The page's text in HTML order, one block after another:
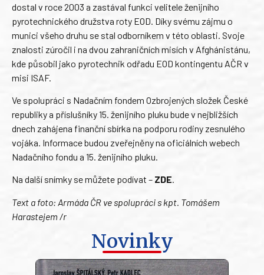
dostal v roce 2003 a zastával funkci velitele ženijního
pyrotechnického družstva roty EOD. Díky svému zájmu o
munici všeho druhu se stal odborníkem v této oblasti. Svoje
znalosti zúročil i na dvou zahraničních misích v Afghánistánu,
kde působil jako pyrotechnik odřadu EOD kontingentu AČR v
misi ISAF.
Ve spolupráci s Nadačním fondem Ozbrojených složek České
republiky a příslušníky 15. ženijního pluku bude v nejbližších
dnech zahájena finanční sbírka na podporu rodiny zesnulého
vojáka. Informace budou zveřejněny na oficiálních webech
Nadačního fondu a 15. ženijního pluku.
Na další snímky se můžete podívat – ZDE.
Text a foto: Armáda ČR ve spolupráci s kpt. Tomášem
Harastejem /r
Novinky